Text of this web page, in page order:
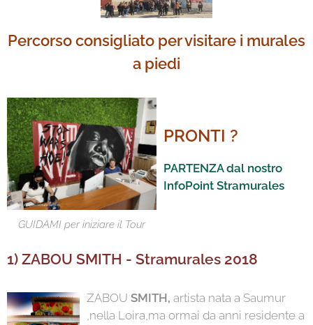
Percorso consigliato per visitare i murales
a piedi
GUIDAMI per iniziare il Tour
PRONTI ?
PARTENZA dal nostro
InfoPoint Stramurales
1) ZABOU SMITH - Stramurales 2018
ZABOU SMITH, artista nata a Saumur
,nella Loira,ma ormai da anni residente a